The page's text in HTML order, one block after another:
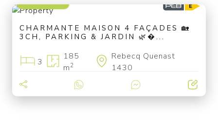
CHARMANTE MAISON 4 FAÇADES 🏡
3CH, PARKING & JARDIN 🌿�...
3
185
m2
Rebecq Quenast
1430